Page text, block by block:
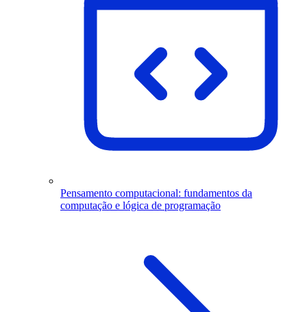
Pensamento computacional: fundamentos da
computação e lógica de programação